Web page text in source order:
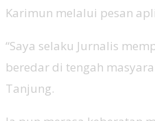
Karimun melalui pesan
“Saya selaku Jurnalis
beredar di tengah
Tanjung.